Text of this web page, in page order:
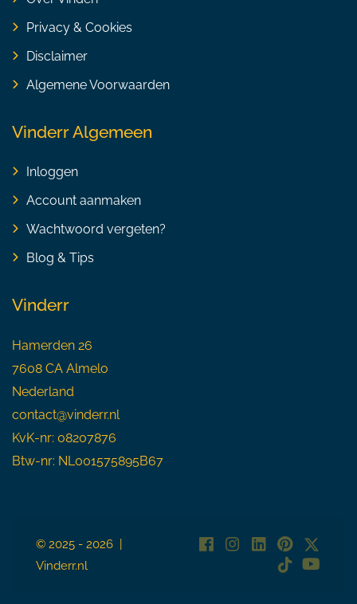
Privacy & Cookies
Disclaimer
Algemene Voorwaarden
Vinderr Algemeen
Inloggen
Account aanmaken
Wachtwoord vergeten?
Blog & Tips
Vinderr
Hamerden 26
7608 CA Almelo
Nederland
contact@vinderr.nl
KvK-nr: 08207876
Btw-nr: NL001575895B67
© 2025 - 2026 |
Vinderr.nl